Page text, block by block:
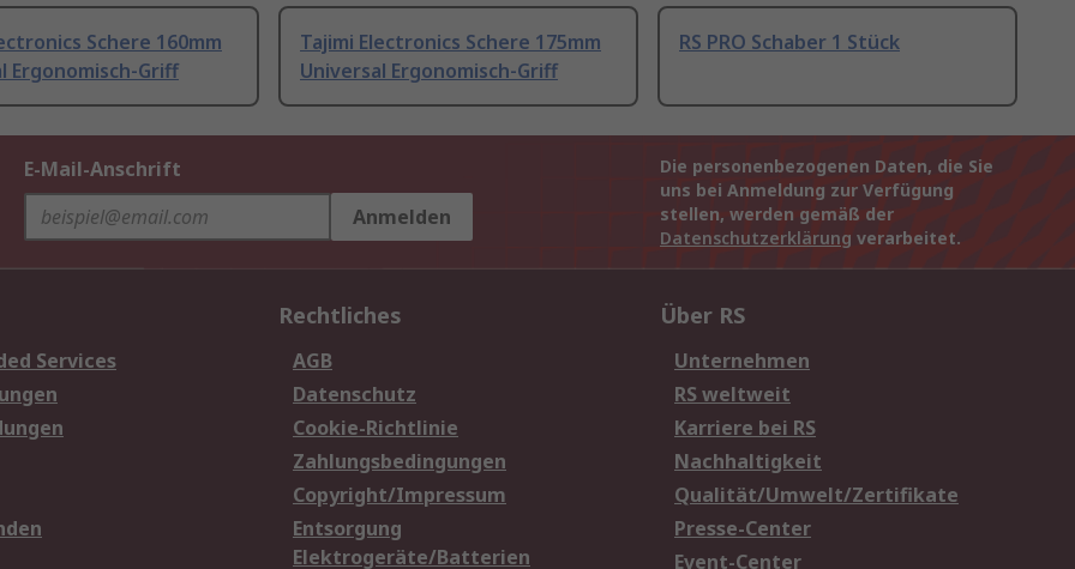
Schere 160mm
Ergonomisch-Griff
Tajimi Electronics Schere 175mm
Universal Ergonomisch-Griff
RS PRO Schaber 1 Stück
E-Mail-Anschrift
Anmelden
Die personenbezogenen Daten, die Sie
uns bei Anmeldung zur Verfügung
stellen, werden gemäß der
Datenschutzerklärung verarbeitet.
Services
Rechtliches
AGB
Datenschutz
Cookie-Richtlinie
Zahlungsbedingungen
Copyright/Impressum
Entsorgung
Elektrogeräte/Batterien
Über RS
Unternehmen
RS weltweit
Karriere bei RS
Nachhaltigkeit
Qualität/Umwelt/Zertifikate
Presse-Center
Event-Center